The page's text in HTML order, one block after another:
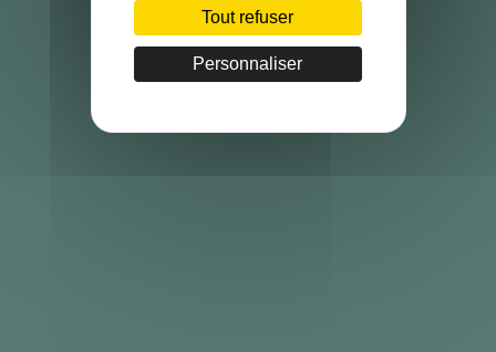
Tout refuser
Personnaliser